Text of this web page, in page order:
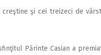
şi cei treizeci de
Părinte Casian a